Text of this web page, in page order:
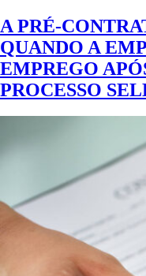
A PRÉ-
QUANDO A
EMPREGO
PROCESSO